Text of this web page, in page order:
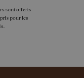
sont offerts
pour les